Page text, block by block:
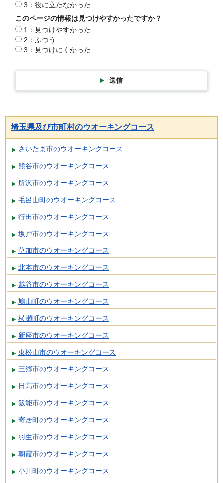
3：役に立たなかった
このページの情報は見つけやすかったですか？
1：見つけやすかった
2：ふつう
3：見つけにくかった
送信
埼玉県及び市町村のウオーキングコース
さいたま市のウオーキングコース
熊谷市のウオーキングコース
所沢市のウオーキングコース
毛呂山町のウオーキングコース
行田市のウオーキングコース
坂戸市のウオーキングコース
草加市のウオーキングコース
北本市のウオーキングコース
越谷市のウオーキングコース
鳩山町のウオーキングコース
横瀬町のウオーキングコース
新座市のウオーキングコース
東松山市のウオーキングコース
三郷市のウオーキングコース
日高市のウオーキングコース
飯能市のウオーキングコース
寄居町のウオーキングコース
羽生市のウオーキングコース
朝霞市のウオーキングコース
小川町のウオーキングコース